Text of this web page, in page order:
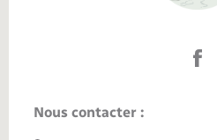
Nous contacter :